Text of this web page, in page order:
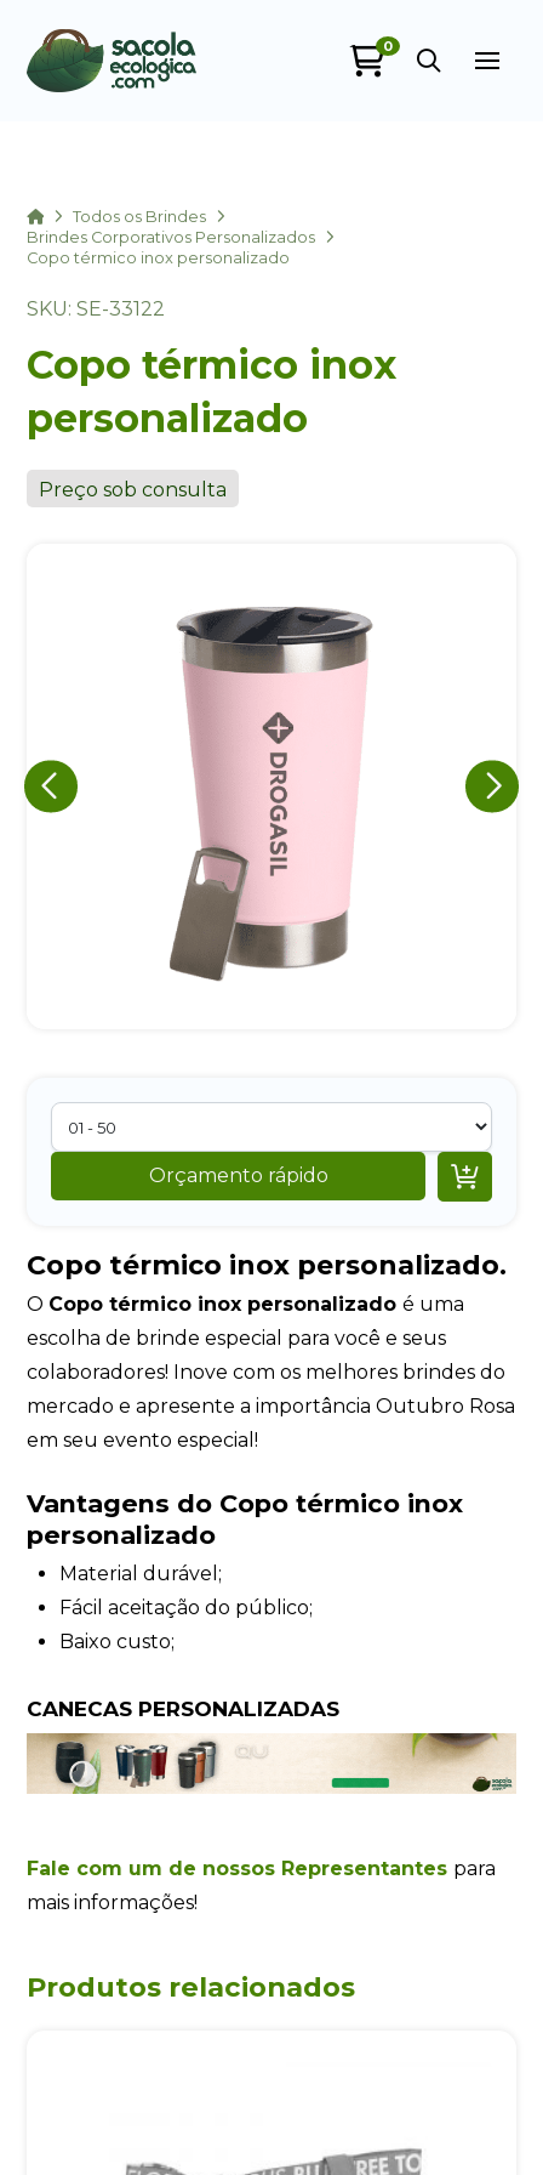
0
HomeTodos os Brindes
Brindes Corporativos Personalizados
Copo térmico inox personalizado
SKU: SE-33122
Copo térmico inox
personalizado
Preço sob consulta
Orçamento rápido 
Copo térmico inox personalizado.
O Copo térmico inox personalizadoé uma
escolha de brinde especial para você e seus
colaboradores! Inove com os melhores brindes do
mercado e apresente a importância Outubro Rosa
em seu evento especial!
Vantagens do Copo térmico inox
personalizado
Material durável;
Fácil aceitação do público;
Baixo custo;
CANECAS PERSONALIZADAS
Fale com um de nossos Representantes para
mais informações!
Produtos relacionados
+55
Eu concordo em receber comunicações.
A nossa empresa está comprometida a proteger e respeitar
sua privacidade, utilizaremos seus dados apenas para fins
de marketing. Você pode alterar suas preferências a
qualquer momento.
Iniciar conversa